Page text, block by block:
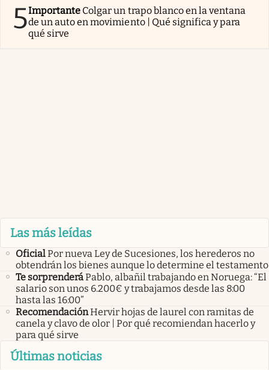
5Importante Colgar un trapo blanco en la ventana
de un auto en movimiento | Qué significa y para
qué sirve
Las más leídas
OficialPor nueva Ley de Sucesiones, los herederos no
obtendrán los bienes aunque lo determine el testamento
Te sorprenderáPablo, albañil trabajando en Noruega: “El
salario son unos 6.200€ y trabajamos desde las 8:00
hasta las 16:00”
RecomendaciónHervir hojas de laurel con ramitas de
canela y clavo de olor | Por qué recomiendan hacerlo y
para qué sirve
Últimas noticias